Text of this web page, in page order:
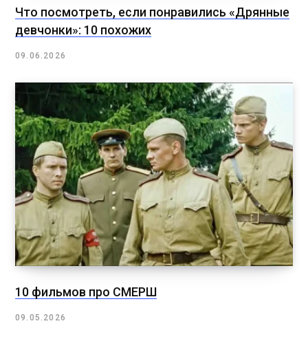
Что посмотреть, если понравились «Дрянные
девчонки»: 10 похожих
09.06.2026
10 фильмов про СМЕРШ
09.05.2026